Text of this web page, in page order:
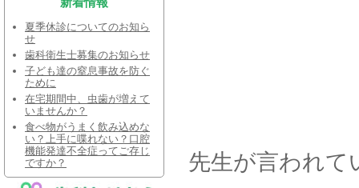
先生が言われて
夏季休診についてのお知ら
せ
歯科衛生士募集のお知らせ
子ども達の窒息事故を防ぐ
ために
在宅期間中、虫歯が増えて
いませんか？
食べ物がうまく飲み込めな
い？上手に喋れない？口腔
機能発達不全症ってご存じ
ですか？